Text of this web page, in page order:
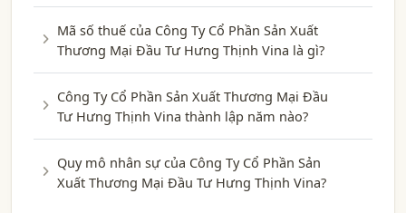
Mã số thuế của Công Ty Cổ Phần Sản Xuất
Thương Mại Đầu Tư Hưng Thịnh Vina là gì?
Công Ty Cổ Phần Sản Xuất Thương Mại Đầu
Tư Hưng Thịnh Vina thành lập năm nào?
Quy mô nhân sự của Công Ty Cổ Phần Sản
Xuất Thương Mại Đầu Tư Hưng Thịnh Vina?